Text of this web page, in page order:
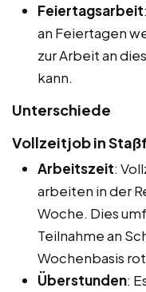
Feiertagsarbeit
an Feiertagen
zur Arbeit an
kann.
Unterschiede
Vollzeitjob in
Arbeitszeit:
arbeiten in der
Woche. Dies
Teilnahme an
Wochenbasis
Überstunden: